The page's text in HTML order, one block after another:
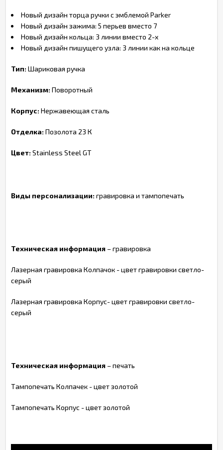
Новый дизайн торца ручки с эмблемой Parker
Новый дизайн зажима: 5 перьев вместо 7
Новый дизайн кольца: 3 линии вместо 2-х
Новый дизайн пишущего узла: 3 линии как на кольце
Тип:Шариковая ручка
Механизм:Поворотный
Корпус:Нержавеющая сталь
Отделка:Позолота 23 К
Цвет:Stainless Steel GT
Виды персонализации:гравировка и тампопечать
Техническая информация – гравировка
Лазерная гравировка Колпачок - цвет гравировки светло-
серый
Лазерная гравировка Корпус- цвет гравировки светло-
серый
Техническая информация – печать
Тампопечать Колпачек - цвет золотой
Тампопечать Корпус - цвет золотой